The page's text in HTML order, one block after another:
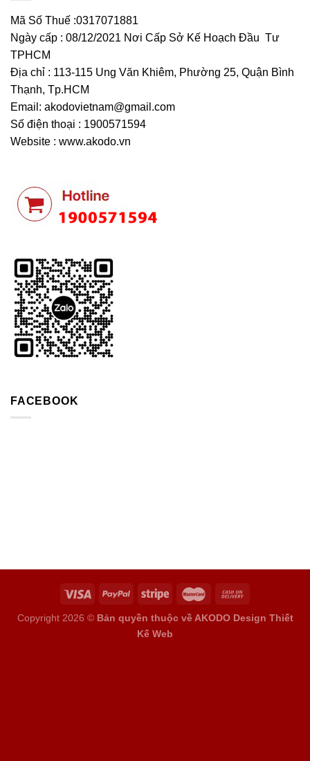
Mã Số Thuế :0317071881
Ngày cấp : 08/12/2021 Nơi Cấp Sở Kế Hoạch Đầu Tư
TPHCM
Địa chỉ : 113-115 Ung Văn Khiêm, Phường 25, Quận Bình
Thạnh, Tp.HCM
Email: akodovietnam@gmail.com
Số điện thoại : 1900571594
Website : www.akodo.vn
FACEBOOK
Copyright 2026 © Bản quyền thuộc về AKODO Design Thiết
Kế Web